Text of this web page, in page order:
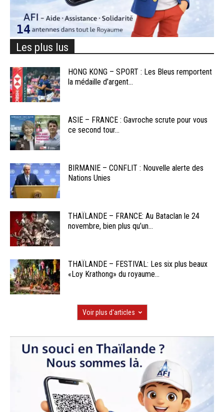
Les plus lus
HONG KONG – SPORT : Les Bleus remportent
la médaille d’argent...
ASIE – FRANCE : Gavroche scrute pour vous
ce second tour...
BIRMANIE – CONFLIT : Nouvelle alerte des
Nations Unies
THAÏLANDE – FRANCE: Au Bataclan le 24
novembre, bien plus qu’un...
THAÏLANDE – FESTIVAL: Les six plus beaux
«Loy Krathong» du royaume...
Voir plus d'articles